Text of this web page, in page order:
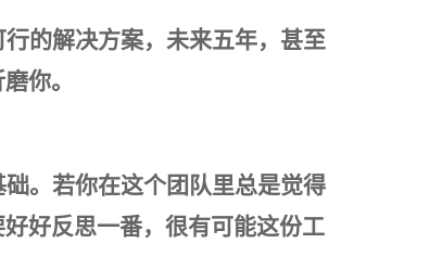
的解决方案，未来五年，甚至
你。
。若你在这个团队里总是觉得
好反思一番，很有可能这份工